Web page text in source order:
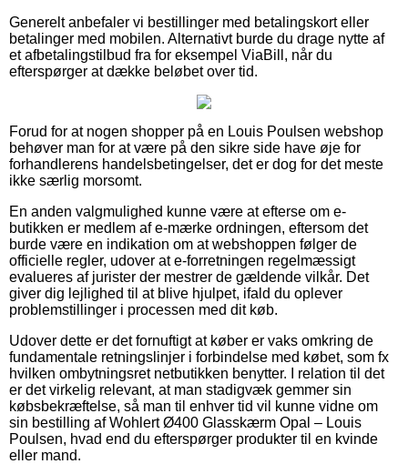
Generelt anbefaler vi bestillinger med betalingskort eller
betalinger med mobilen. Alternativt burde du drage nytte af
et afbetalingstilbud fra for eksempel ViaBill, når du
efterspørger at dække beløbet over tid.
Forud for at nogen shopper på en Louis Poulsen webshop
behøver man for at være på den sikre side have øje for
forhandlerens handelsbetingelser, det er dog for det meste
ikke særlig morsomt.
En anden valgmulighed kunne være at efterse om e-
butikken er medlem af e-mærke ordningen, eftersom det
burde være en indikation om at webshoppen følger de
officielle regler, udover at e-forretningen regelmæssigt
evalueres af jurister der mestrer de gældende vilkår. Det
giver dig lejlighed til at blive hjulpet, ifald du oplever
problemstillinger i processen med dit køb.
Udover dette er det fornuftigt at køber er vaks omkring de
fundamentale retningslinjer i forbindelse med købet, som fx
hvilken ombytningsret netbutikken benytter. I relation til det
er det virkelig relevant, at man stadigvæk gemmer sin
købsbekræftelse, så man til enhver tid vil kunne vidne om
sin bestilling af Wohlert Ø400 Glasskærm Opal – Louis
Poulsen, hvad end du efterspørger produkter til en kvinde
eller mand.